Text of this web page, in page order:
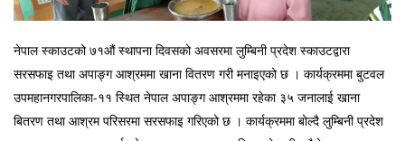
नेपाल स्काउटको ७१औं स्थापना दिवसको अवसरमा लुम्बिनी प्रदेश स्काउटद्वारा
सरसफाइ तथा अपाङ्ग आश्रममा खाना वितरण गरी मनाइएको छ । कार्यक्रममा बुटवल
उपमहानगरपालिका-११ स्थित नेपाल अपाङ्ग आश्रममा रहेका ३५ जनालाई खाना
बितरण तथा आश्रम परिसरमा सरसफाइ गरिएको छ । कार्यक्रममा बोल्दै लुम्बिनी प्रदेश